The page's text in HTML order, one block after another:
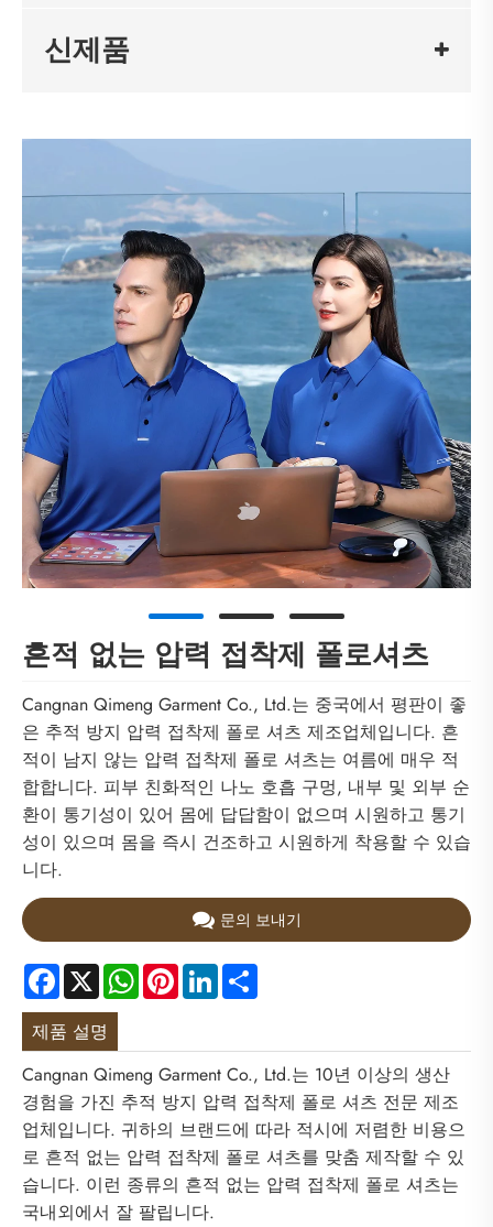
신제품
흔적 없는 압력 접착제 폴로셔츠
Cangnan Qimeng Garment Co., Ltd.는 중국에서 평판이 좋
은 추적 방지 압력 접착제 폴로 셔츠 제조업체입니다. 흔
적이 남지 않는 압력 접착제 폴로 셔츠는 여름에 매우 적
합합니다. 피부 친화적인 나노 호흡 구멍, 내부 및 외부 순
환이 통기성이 있어 몸에 답답함이 없으며 시원하고 통기
성이 있으며 몸을 즉시 건조하고 시원하게 착용할 수 있습
니다.
문의 보내기
Facebook
X WhatsApp
PinterestLinkedIn
제품 설명
Cangnan Qimeng Garment Co., Ltd.는 10년 이상의 생산
경험을 가진 추적 방지 압력 접착제 폴로 셔츠 전문 제조
업체입니다. 귀하의 브랜드에 따라 적시에 저렴한 비용으
로 흔적 없는 압력 접착제 폴로 셔츠를 맞춤 제작할 수 있
습니다. 이런 종류의 흔적 없는 압력 접착제 폴로 셔츠는
국내외에서 잘 팔립니다.